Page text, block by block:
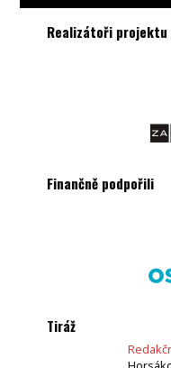
Realizátoři projektu
Finančně podpořili
Tiráž